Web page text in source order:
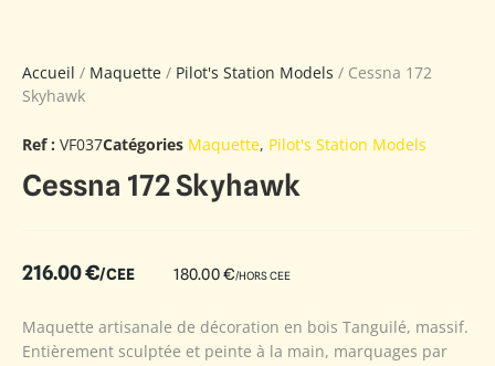
Accueil / Maquette / Pilot's Station Models / Cessna 172
Skyhawk
Ref : VF037Catégories Maquette, Pilot's Station Models
Cessna 172 Skyhawk
216.00€/CEE 180.00€/HORS CEE
Maquette artisanale de décoration en bois Tanguilé, massif.
Entièrement sculptée et peinte à la main, marquages par